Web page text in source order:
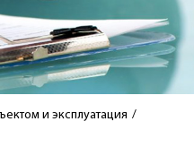
и эксплуатация